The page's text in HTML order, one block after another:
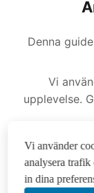
Denna
Vi
upplevelse.
Denna sida
provision
Vi använder
analysera trafik
in dina